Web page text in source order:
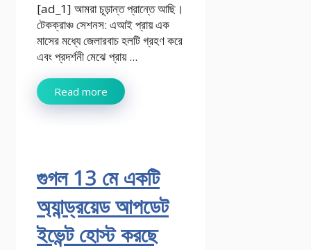
[ad_1] আমরা চূড়ান্ত প্রান্তে আছি।
টেকক্রাঞ্চ সেশনস: এআই প্রায় এক
মাসের মধ্যে জেলারবাচ হলটি গ্রহণ করে
এবং প্রদর্শনী মেঝে প্রায় ...
Read more
গুগল 13 মে একটি
অ্যান্ড্রয়েড আপডেট
ইভেন্ট হোস্ট করছে